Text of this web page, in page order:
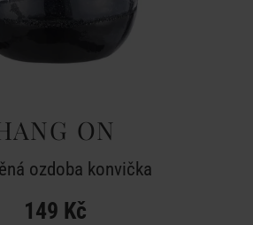
ON
ozdoba konvička
149 Kč